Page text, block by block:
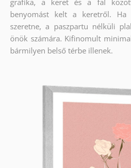
grafika, a keret és a fal
benyomást kelt a keretről. Ha
szeretne, a paszpartu nélküli
önök számára. Kifinomult
bármilyen belső térbe illenek.